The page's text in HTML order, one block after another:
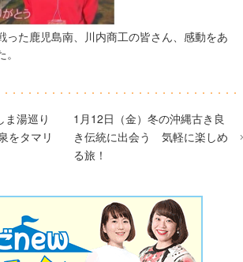
った鹿児島南、川内商工の皆さん、感動をあ
ま湯巡り
をタマリ
1月12日（金）冬の沖縄古き良
き伝統に出会う 気軽に楽しめ
る旅！